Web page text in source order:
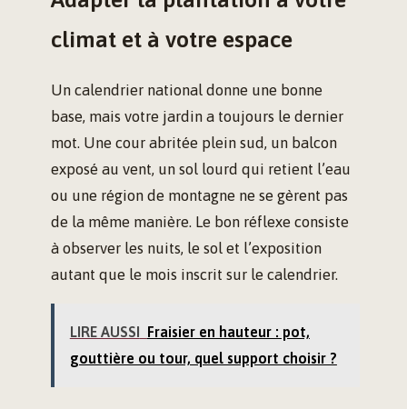
climat et à votre espace
Un calendrier national donne une bonne
base, mais votre jardin a toujours le dernier
mot. Une cour abritée plein sud, un balcon
exposé au vent, un sol lourd qui retient l’eau
ou une région de montagne ne se gèrent pas
de la même manière. Le bon réflexe consiste
à observer les nuits, le sol et l’exposition
autant que le mois inscrit sur le calendrier.
LIRE AUSSI Fraisier en hauteur : pot,
gouttière ou tour, quel support choisir ?